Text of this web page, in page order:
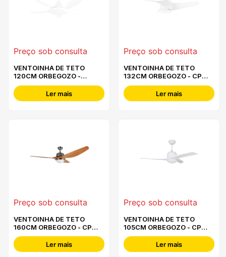
Preço sob consulta
VENTOINHA DE TETO
120CM ORBEGOZO -
CPW01120
Ler mais
Preço sob consulta
VENTOINHA DE TETO
132CM ORBEGOZO - CP
99132
Ler mais
Preço sob consulta
VENTOINHA DE TETO
160CM ORBEGOZO - CP
96160
Ler mais
Preço sob consulta
VENTOINHA DE TETO
105CM ORBEGOZO - CP
92105
Ler mais